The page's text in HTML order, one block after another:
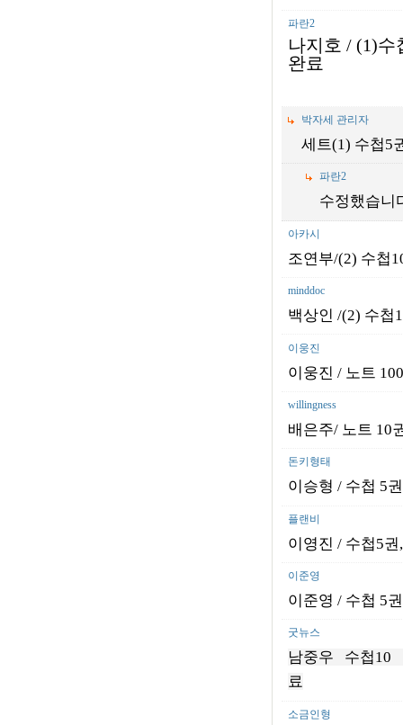
파란2
나지호 / (1)수
완료
박자세 관리자
세트(1) 수첩5
파란2
수정했습니
아카시
조연부/(2) 수첩
minddoc
백상인 /(2) 수첩
이웅진
이웅진 / 노트
willingness
배은주/ 노트 10
돈키형태
이승형 / 수첩 5
플랜비
이영진 / 수첩5
이준영
이준영 / 수첩 5
굿뉴스
남중우 수첩10
료
소금인형